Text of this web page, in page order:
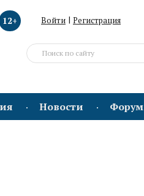
12+ Войти | Регистрация
Новости Форум